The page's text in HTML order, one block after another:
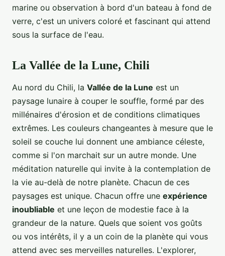
marine ou observation à bord d'un bateau à fond de
verre, c'est un univers coloré et fascinant qui attend
sous la surface de l'eau.
La Vallée de la Lune, Chili
Au nord du Chili, la Vallée de la Lune est un
paysage lunaire à couper le souffle, formé par des
millénaires d'érosion et de conditions climatiques
extrêmes. Les couleurs changeantes à mesure que le
soleil se couche lui donnent une ambiance céleste,
comme si l'on marchait sur un autre monde. Une
méditation naturelle qui invite à la contemplation de
la vie au-delà de notre planète. Chacun de ces
paysages est unique. Chacun offre une expérience
inoubliable et une leçon de modestie face à la
grandeur de la nature. Quels que soient vos goûts
ou vos intérêts, il y a un coin de la planète qui vous
attend avec ses merveilles naturelles. L'explorer,